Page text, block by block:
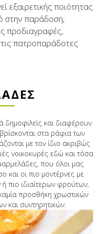
εξαιρετικής ποιότητας
στην παράδοση,
προδιαγραφές,
πατροπαράδοτες
δημοφιλείς και διαφέρουν
στα ράφια των
με τον ίδιο ακριβώς
νοικοκυρές εδώ και τόσα
που όλοι μας
και οι πιο μοντέρνες με
πιο ιδιαίτερων φρούτων,
προσθήκη χρωστικών
και συντηρητικών.